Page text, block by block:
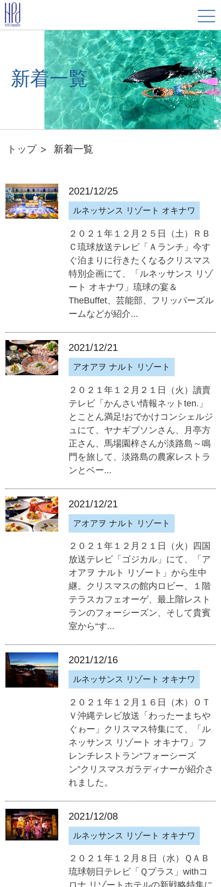
新着一覧
トップ 新着一覧
2021/12/25
ルネッサンス リゾート オキナワ
２０２１年１２月２５日（土）ＲＢ
Ｃ琉球放送テレビ「Ａランチ」今す
ぐ泊まりに行きたくなるクリスマス
特別企画にて、「ルネッサンス リゾ
ート オキナワ」琉球の宴＆
TheBuffet、芸能部、フリッパーズル
ームなどが紹介...
2021/12/21
アオアヲ ナルト リゾート
２０２１年１２月２１日（火）讀賣
テレビ「かんさい情報ネットten.」
とことん満足!おでかけコンシェルジ
ュにて、ヤナギブソンさん、月亭方
正さん、馬場園梓さんが淡路島～鳴
門を旅して、淡路島の農家レストラ
ンとベー...
2021/12/21
アオアヲ ナルト リゾート
２０２１年１２月２１日（火）四国
放送テレビ「ゴジカル」にて、「ア
オアヲ ナルト リゾート」から生中
継。クリスマスの館内ロビー、１階
テラスカフェオーゲ、最上階レスト
ランのフォーシーズン、そして貴賓
室から“す...
2021/12/16
ルネッサンス リゾート オキナワ
２０２１年１２月１６日（木）ＯＴ
Ｖ沖縄テレビ放送「わったーまちや
ぐゎー」クリスマス特集にて、「ル
ネッサンス リゾート オキナワ」フ
レンチレストラン“フォーシーズ
ン”クリスマスガラディナーが紹介さ
れました。
2021/12/08
ルネッサンス リゾート オキナワ
２０２１年１２月８日（水）ＱＡＢ
琉球朝日テレビ「Ｑプラス」withコ